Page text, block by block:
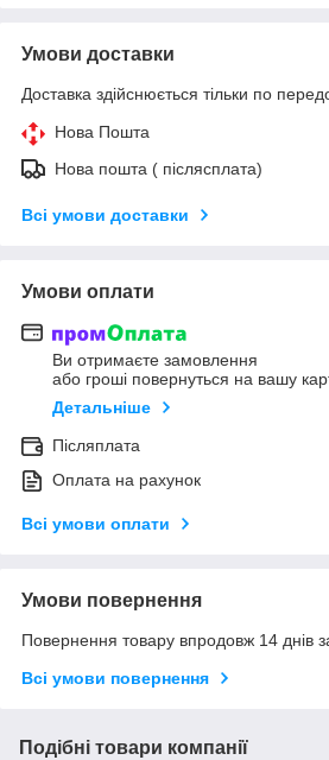
Умови доставки
Доставка здійснюється тільки по
Нова Пошта
Нова пошта ( післясплата)
Всі умови доставки
Умови оплати
Ви отримаєте замовлення
або гроші повернуться на вашу
Детальніше
Післяплата
Оплата на рахунок
Всі умови оплати
Умови повернення
Повернення товару впродовж 14 днів
Всі умови повернення
Подібні товари компанії